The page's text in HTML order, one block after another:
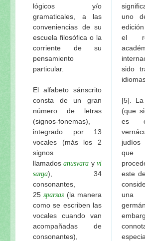
lógicos y/o
gramaticales, a las
conveniencias de su
escuela filosófica o la
corriente de su
pensamiento
particular.
El alfabeto sánscrito
consta de un gran
número de letras
(signos-fonemas),
integrado por 13
vocales (más los 2
signos
llamados anusvara y vi
sarga), 34
consonantes,
25 sparsas (la manera
como se escriben las
vocales cuando van
acompañadas de
consonantes),
uno
el
sido
[5]. La
(que
es
que
este